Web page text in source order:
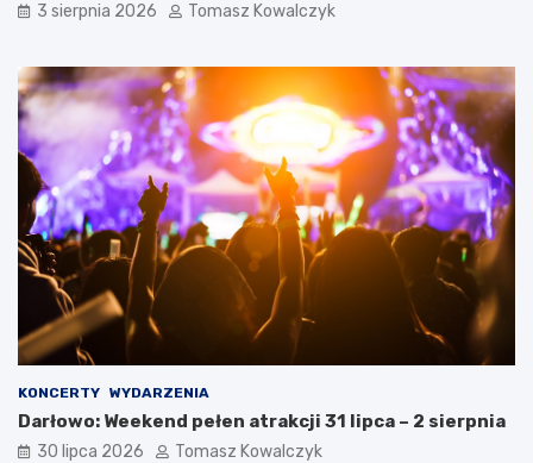
3 sierpnia 2026 Tomasz Kowalczyk
KONCERTY WYDARZENIA
Darłowo: Weekend pełen atrakcji 31 lipca – 2 sierpnia
30 lipca 2026 Tomasz Kowalczyk